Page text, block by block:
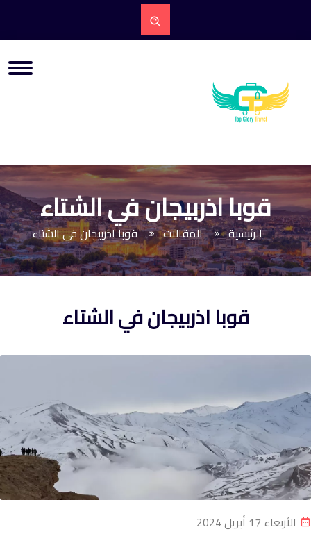
قوبا اذربيجان في الشتاء
الرئيسية المقالات قوبا اذربيجان في الشتاء
قوبا اذربيجان في الشتاء
الأربعاء 17 أبريل 2024